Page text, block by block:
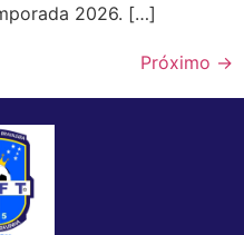
2026. […]
Próximo →